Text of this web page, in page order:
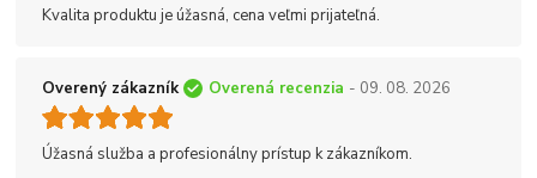
Kvalita produktu je úžasná, cena veľmi prijateľná.
Overený zákazník Overená recenzia - 09. 08. 2026
Úžasná služba a profesionálny prístup k zákazníkom.